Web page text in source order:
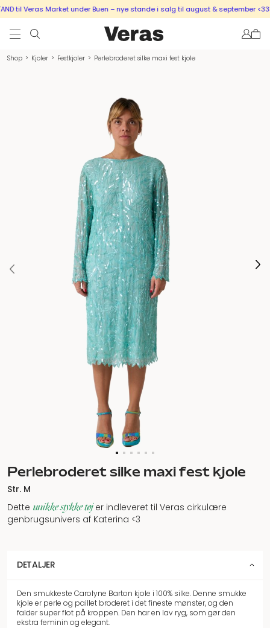
til Veras Market under Buen – nye stande i salg til august & september <333
Shop > Kjoler > Festkjoler > Perlebroderet silke maxi fest kjole
Perlebroderet silke maxi fest kjole
Str. M
Dette unikke stykke tøjer indleveret til Veras cirkulære
genbrugsunivers af Katerina <3
DETALJER
Den smukkeste Carolyne Barton kjole i 100% silke. Denne smukke
kjole er perle og paillet broderet i det fineste mønster, og den
falder super flot på kroppen. Den har en lav ryg, som gør den
ekstra feminin og elegant.